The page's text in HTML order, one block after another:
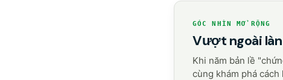
GÓC NHÌN MỞ RỘNG
Vượt ngoài
Khi năm bản lề
cùng khám phá cách